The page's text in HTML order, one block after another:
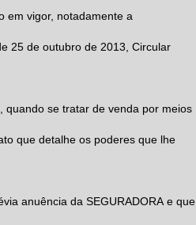
em vigor, notadamente a
25 de outubro de 2013, Circular
quando se tratar de venda por meios
que detalhe os poderes que lhe
anuência da SEGURADORA e que